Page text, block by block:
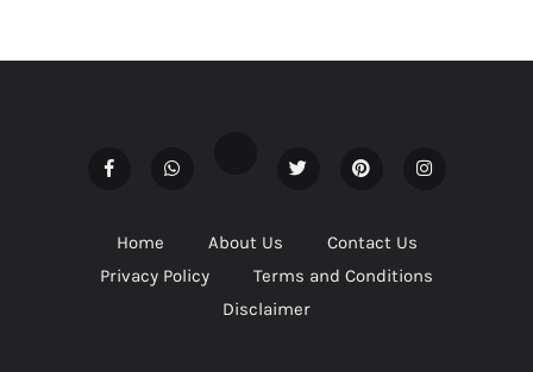
Home About Us
Contact Us
Privacy Policy
Terms and Conditions
Disclaimer